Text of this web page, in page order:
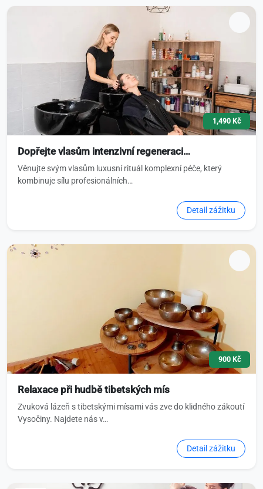
1,490 Kč
Dopřejte vlasům intenzivní regeneraci…
Věnujte svým vlasům luxusní rituál komplexní péče, který
kombinuje sílu profesionálních…
Detail zážitku
900 Kč
Relaxace při hudbě tibetských mís
Zvuková lázeň s tibetskými mísami vás zve do klidného zákoutí
Vysočiny. Najdete nás v…
Detail zážitku